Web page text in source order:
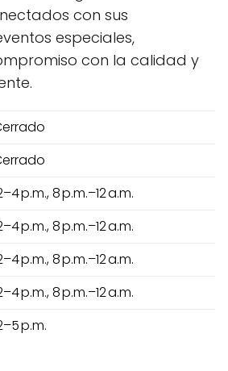
con sus
especiales,
con la calidad y
p.m., 8 p.m.–12 a.m.
p.m., 8 p.m.–12 a.m.
p.m., 8 p.m.–12 a.m.
p.m., 8 p.m.–12 a.m.
p.m.